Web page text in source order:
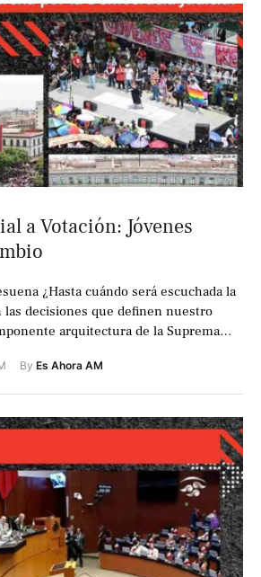
a Votación: Jóvenes
¿Hasta cuándo será escuchada la
las decisiones que definen nuestro
arquitectura de la Suprema
By Es Ahora AM